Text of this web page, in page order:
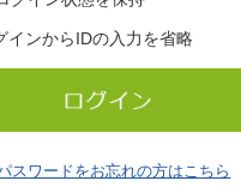
インからIDの入力を省略
スワードをお忘れの方はこちら